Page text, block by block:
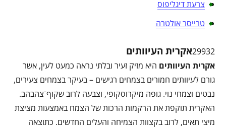
צרעת דיגליפוס
טרייסר אולטרה
29932אקרית העיוותים
אקרית העיוותים היא מזיק זעיר ובלתי נראה כמעט לעין, אשר
גורם לעיוותים חמורים בצמחים רגישים – בעיקר בצמחים צעירים,
נבטים וצמחי נוי. גופה מיקרוסקופי, וצבעה לרוב שקוף־צהבהב.
האקרית תוקפת את הרקמות הרכות של הצמח באמצעות מציצת
מיצי תאים, לרוב בקצוות הצמיחה והעלים החדשים. כתוצאה